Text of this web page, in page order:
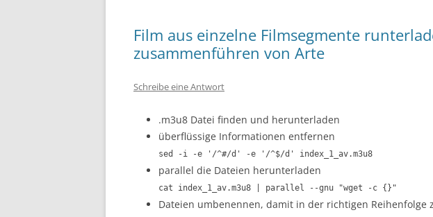
Film aus einzelne Filmsegmente
zusammenführen von Arte
Schreibe eine Antwort
.m3u8 Datei finden und herunterladen
überflüssige Informationen entfernen
sed -i -e '/^#/d' -e '/^$/d' index_1_av.m3u8
parallel die Dateien herunterladen
cat index_1_av.m3u8 | parallel --gnu "wget -c {}"
Dateien umbenennen, damit in der richtigen Reihenfolge